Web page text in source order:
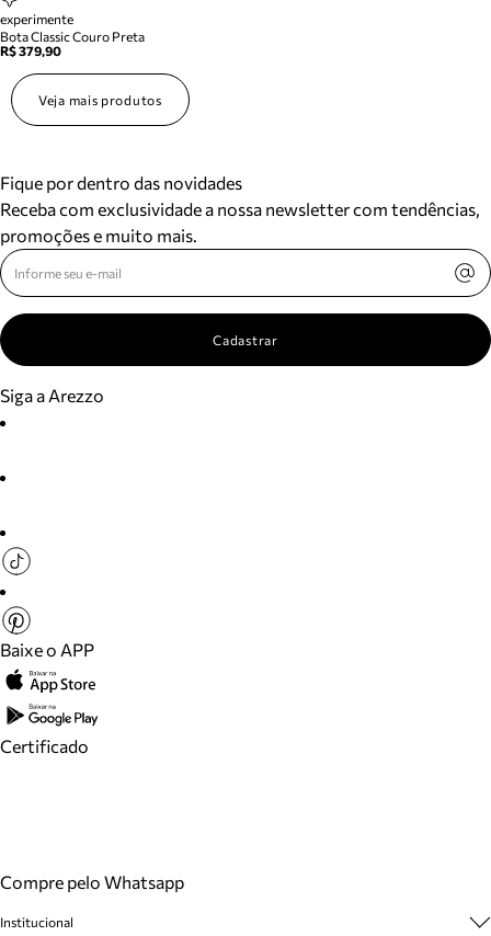
experimente
Bota Classic Couro Preta
R$ 379,90
Veja mais produtos
Fique por dentro das novidades
Receba com exclusividade a nossa newsletter com tendências,
promoções e muito mais.
Cadastrar
Siga a Arezzo
Baixe o APP
Certificado
Compre pelo Whatsapp
Institucional